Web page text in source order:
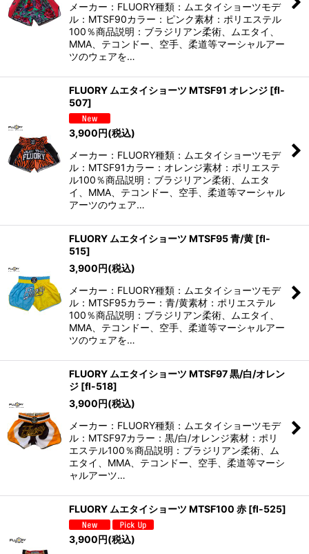
メーカー：FLUORY種類：ムエタイショーツモデ
ル：MTSF90カラー：ピンク素材：ポリエステル
100％商品説明：ブラジリアン柔術、ムエタイ、
MMA、テコンドー、空手、柔道等マーシャルアー
ツのウェアを…
FLUORY ムエタイショーツ MTSF91 オレンジ [fl-
507]
3,900円(税込)
メーカー：FLUORY種類：ムエタイショーツモデ
ル：MTSF91カラー：オレンジ素材：ポリエステ
ル100％商品説明：ブラジリアン柔術、ムエタ
イ、MMA、テコンドー、空手、柔道等マーシャル
アーツのウェア…
FLUORY ムエタイショーツ MTSF95 青/黄 [fl-
515]
3,900円(税込)
メーカー：FLUORY種類：ムエタイショーツモデ
ル：MTSF95カラー：青/黄素材：ポリエステル
100％商品説明：ブラジリアン柔術、ムエタイ、
MMA、テコンドー、空手、柔道等マーシャルアー
ツのウェアを…
FLUORY ムエタイショーツ MTSF97 黒/白/オレン
ジ [fl-518]
3,900円(税込)
メーカー：FLUORY種類：ムエタイショーツモデ
ル：MTSF97カラー：黒/白/オレンジ素材：ポリ
エステル100％商品説明：ブラジリアン柔術、ム
エタイ、MMA、テコンドー、空手、柔道等マーシ
ャルアーツ…
FLUORY ムエタイショーツ MTSF100 赤 [fl-525]
3,900円(税込)